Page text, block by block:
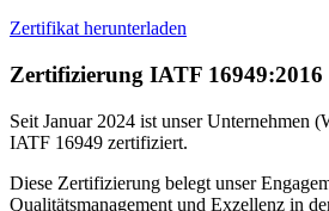
Zertifikat herunterladen
Zertifizierung IATF 16949:2016
Seit Januar 2024 ist unser Unternehmen
IATF 16949 zertifiziert.
Diese Zertifizierung belegt unser
Qualitätsmanagement und Exzellenz in